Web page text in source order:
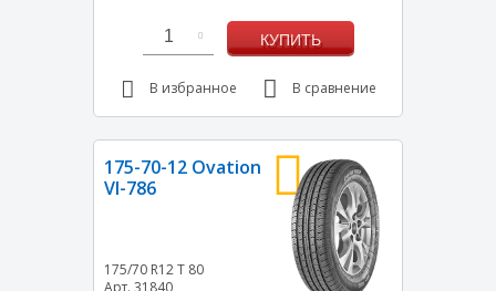
1 КУПИТЬ
В избранное В сравнение
175-70-12 Ovation
VI-786
175/70 R12T 80